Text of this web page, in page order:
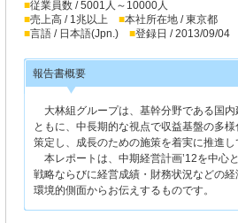
■従業員数 / 5001人～10000人
■売上高 / 1兆以上 ■本社所在地 / 東京都
■言語 / 日本語(Jpn.) ■登録日 / 2013/09/04
報告書概要
大林組グループは、基幹分野である国
ともに、中長期的な視点で収益基盤の多
策定し、成長のための施策を着実に推進し
本レポートは、中期経営計画’12を中心
戦略ならびに経営成績・財務状況などの
環境的側面からお伝えするものです。